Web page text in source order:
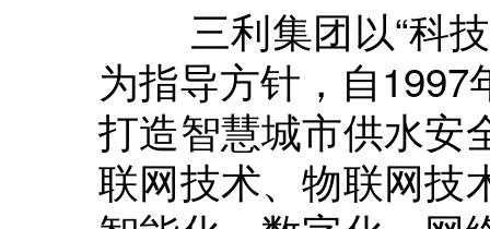
三利集团以“科技
为指导方针，自
打造智慧城市供水安
联网技术、物联网技